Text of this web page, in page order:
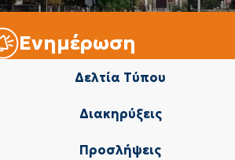
Ενημέρωση
Δελτία Τύπου
Διακηρύξεις
Προσλήψεις